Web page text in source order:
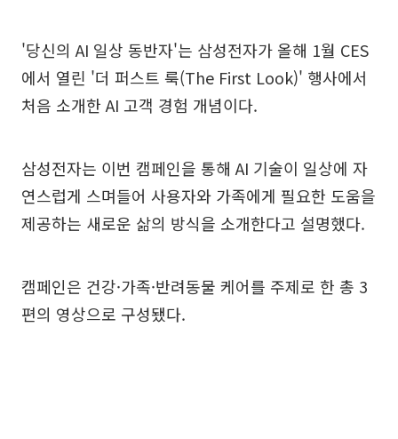
'당신의 AI 일상 동반자'는 삼성전자가 올해 1월 CES
에서 열린 '더 퍼스트 룩(The First Look)' 행사에서
처음 소개한 AI 고객 경험 개념이다.
삼성전자는 이번 캠페인을 통해 AI 기술이 일상에 자
연스럽게 스며들어 사용자와 가족에게 필요한 도움을
제공하는 새로운 삶의 방식을 소개한다고 설명했다.
캠페인은 건강·가족·반려동물 케어를 주제로 한 총 3
편의 영상으로 구성됐다.